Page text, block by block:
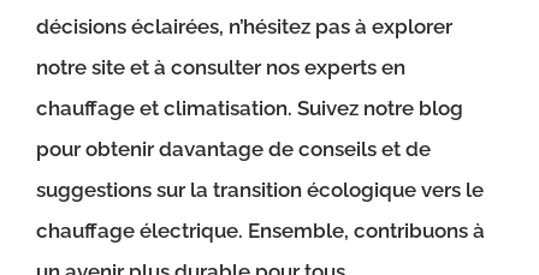
décisions éclairées, n’hésitez pas à explorer
notre site et à consulter nos experts en
chauffage et climatisation. Suivez notre blog
pour obtenir davantage de conseils et de
suggestions sur la transition écologique vers le
chauffage électrique. Ensemble, contribuons à